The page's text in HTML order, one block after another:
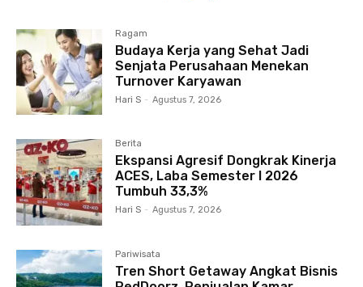
Ragam
Budaya Kerja yang Sehat Jadi
Senjata Perusahaan Menekan
Turnover Karyawan
Hari S - Agustus 7, 2026
Berita
Ekspansi Agresif Dongkrak Kinerja
ACES, Laba Semester I 2026
Tumbuh 33,3%
Hari S - Agustus 7, 2026
Pariwisata
Tren Short Getaway Angkat Bisnis